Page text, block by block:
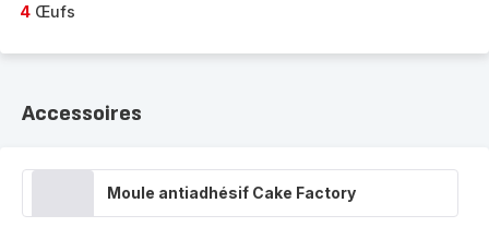
4 Œufs
Accessoires
Moule antiadhésif Cake Factory